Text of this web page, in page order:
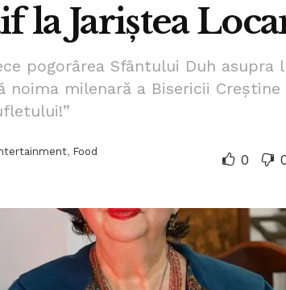
la Jariștea
pogorârea Sfântului Duh asupra
noima milenară a Bisericii Creștine
, Food
0